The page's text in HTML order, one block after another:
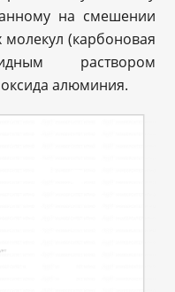
на смешении
(карбоновая
раствором
алюминия.